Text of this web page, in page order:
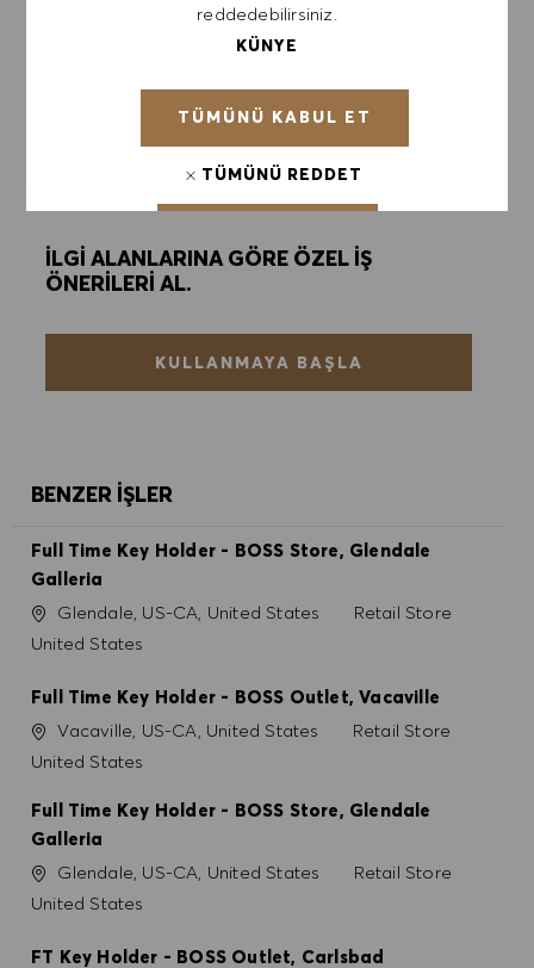
reddedebilirsiniz.
KÜNYE
TÜMÜNÜ REDDET
TÜMÜNÜ KABUL ET
İLGI ALANLARINA GÖRE ÖZEL IŞ
ÖNERILERI AL.
KULLANMAYA BAŞLA
BENZER İŞLER
Full Time Key Holder - BOSS Store, Glendale
Galleria
KonumGlendale, US-CA, United States Kategori
Retail Store
United States
Full Time Key Holder - BOSS Outlet, Vacaville
Konum
Vacaville, US-CA, United States Kategori
Retail Store
United States
Full Time Key Holder - BOSS Store, Glendale
Galleria
KonumGlendale, US-CA, United States Kategori
Retail Store
United States
FT Key Holder - BOSS Outlet, Carlsbad